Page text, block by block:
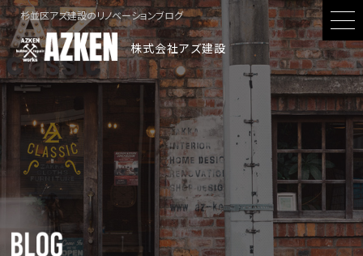
株式会社アズ建設
杉並区アズ建設のリノベーションブログ